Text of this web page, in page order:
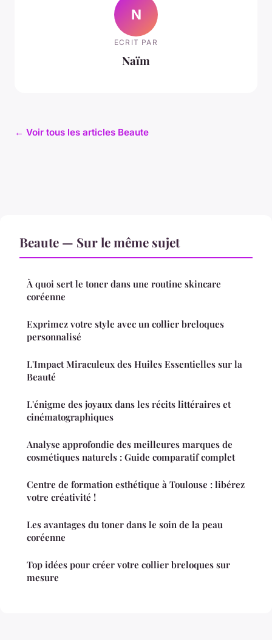
N
ECRIT PAR
Naïm
← Voir tous les articles Beaute
Beaute — Sur le même sujet
À quoi sert le toner dans une routine skincare
coréenne
Exprimez votre style avec un collier breloques
personnalisé
L'Impact Miraculeux des Huiles Essentielles sur la
Beauté
L'énigme des joyaux dans les récits littéraires et
cinématographiques
Analyse approfondie des meilleures marques de
cosmétiques naturels : Guide comparatif complet
Centre de formation esthétique à Toulouse : libérez
votre créativité !
Les avantages du toner dans le soin de la peau
coréenne
Top idées pour créer votre collier breloques sur
mesure